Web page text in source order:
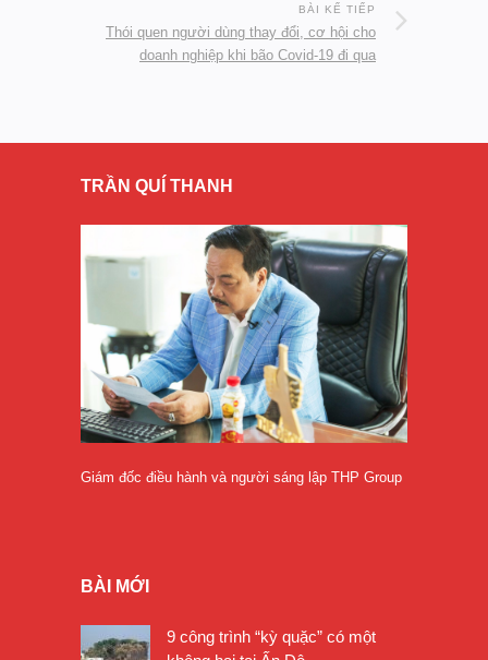
BÀI KẾ TIẾP
Thói quen người dùng thay đổi, cơ hội cho
doanh nghiệp khi bão Covid-19 đi qua
TRẦN QUÍ THANH
Giám đốc điều hành và người sáng lập THP Group
BÀI MỚI
9 công trình “kỳ quặc” có một